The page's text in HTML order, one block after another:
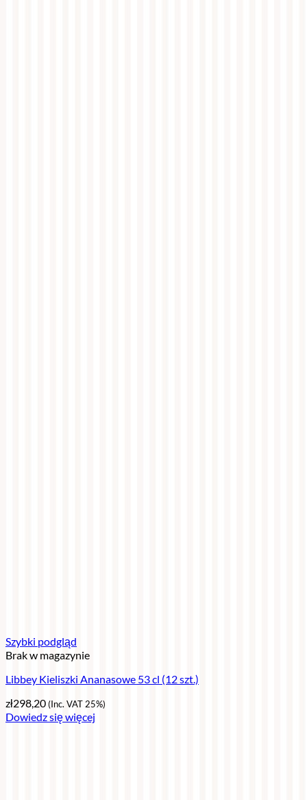
Szybki podgląd
Brak w magazynie
Libbey Kieliszki Ananasowe 53 cl (12 szt.)
zł298,20(Inc. VAT 25%)
Dowiedz się więcej